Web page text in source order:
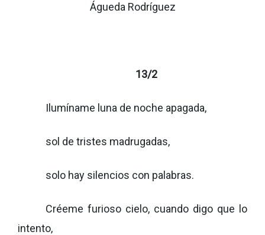
Águeda Rodríguez
13/2
Ilumíname luna de noche apagada,
sol de tristes madrugadas,
solo hay silencios con palabras.
Créeme furioso cielo, cuando digo que lo
intento,